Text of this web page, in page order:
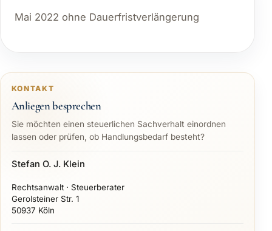
Mai 2022 ohne Dauerfristverlängerung
KONTAKT
Anliegen besprechen
Sie möchten einen steuerlichen Sachverhalt einordnen
lassen oder prüfen, ob Handlungsbedarf besteht?
Stefan O. J. Klein
Rechtsanwalt · Steuerberater
Gerolsteiner Str. 1
50937 Köln